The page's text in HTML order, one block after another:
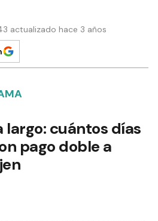
actualizado hace 3 años
largo: cuántos días
pago doble a